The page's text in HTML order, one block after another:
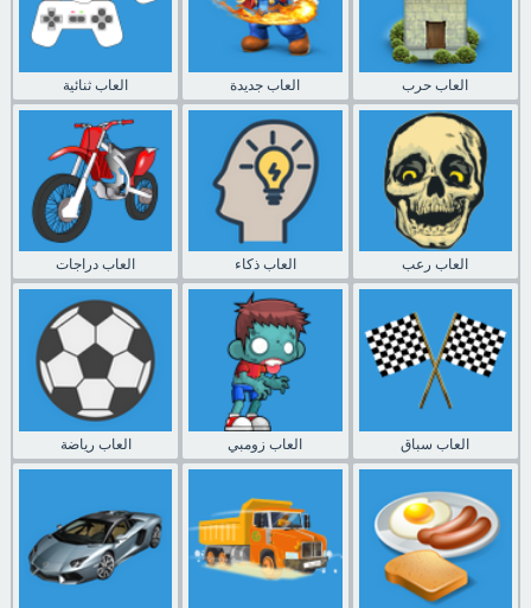
العاب ثنائية العاب جديدة العاب حرب
العاب دراجات العاب ذكاء العاب رعب
العاب رياضة العاب زومبي العاب سباق